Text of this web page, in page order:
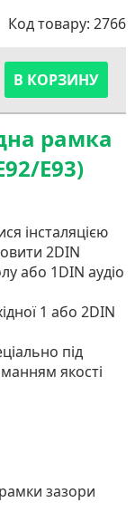
Код товару: 2766
В КОРЗИНУ
рамка
E93)
інсталяцією
2DIN
або 1DIN аудіо
1 або 2DIN
під
якості
зазори